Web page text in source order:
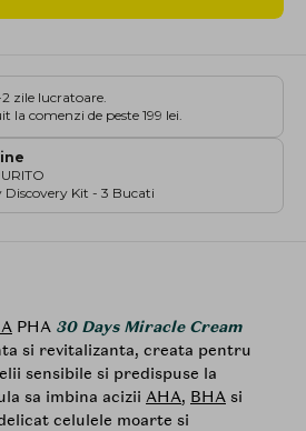
zile lucratoare.
comenzi de peste 199 lei.
Discovery Kit - 3 Bucati
PHA 30 Days Miracle Cream
si revitalizanta, creata pentru
sensibile si predispuse la
sa imbina acizii AHA, BHA si
celulele moarte si